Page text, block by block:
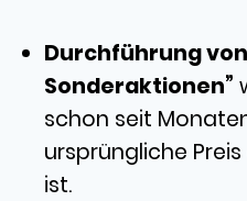
Durchführung
Sonderaktionen”
schon seit
ursprüngliche
ist.